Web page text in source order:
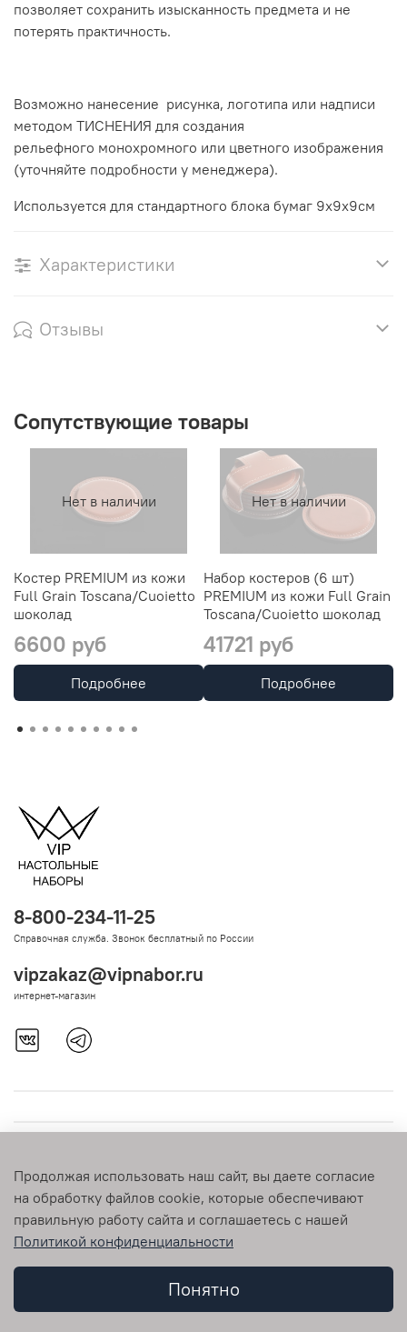
позволяет сохранить изысканность предмета и не
потерять практичность.
Возможно нанесение рисунка, логотипа или надписи
методом ТИСНЕНИЯ для создания
рельефного монохромного или цветного изображения
(уточняйте подробности у менеджера).
Используется для стандартного блока бумаг 9х9х9см
Характеристики
Отзывы
Сопутствующие товары
Нет в наличии
Костер PREMIUM из кожи
Full Grain Toscana/Cuoietto
шоколад
6600 руб
Подробнее
Нет в наличии
Набор костеров (6 шт)
PREMIUM из кожи Full Grain
Toscana/Cuoietto шоколад
41721 руб
Подробнее
8-800-234-11-25
Справочная служба. Звонок бесплатный по России
vipzakaz@vipnabor.ru
интернет-магазин
© 2009-2026 vipnabor.ru Любое использование контента без
письменного разрешения запрещено
Продолжая использовать наш сайт, вы даете согласие
на обработку файлов cookie, которые обеспечивают
правильную работу сайта и соглашаетесь с нашей
Политикой конфиденциальности
Понятно